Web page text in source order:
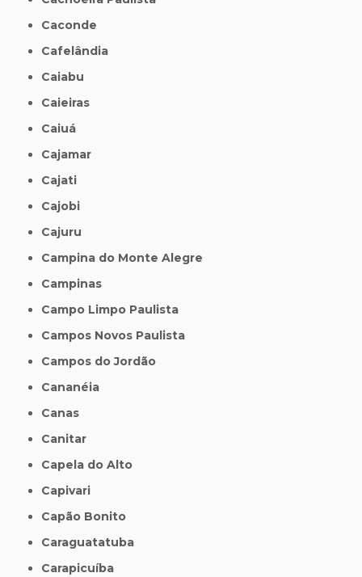
Caconde
Cafelândia
Caiabu
Caieiras
Caiuá
Cajamar
Cajati
Cajobi
Cajuru
Campina do Monte Alegre
Campinas
Campo Limpo Paulista
Campos Novos Paulista
Campos do Jordão
Cananéia
Canas
Canitar
Capela do Alto
Capivari
Capão Bonito
Caraguatatuba
Carapicuíba